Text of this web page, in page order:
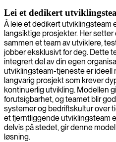
Lei et dedikert
Å leie et dedikert utviklingsteam
langsiktige prosjekter. Her
sammen et team av utviklere,
jobber eksklusivt for deg. Dette
integrert del av din egen
utviklingsteam-tjeneste er ideell
langvarig prosjekt som krever
kontinuerlig utvikling. Modellen
forutsigbarhet, og teamet blir
systemer og bedriftskultur over
et fjerntliggende utviklingsteam
delvis på stedet, gir denne
løsning.